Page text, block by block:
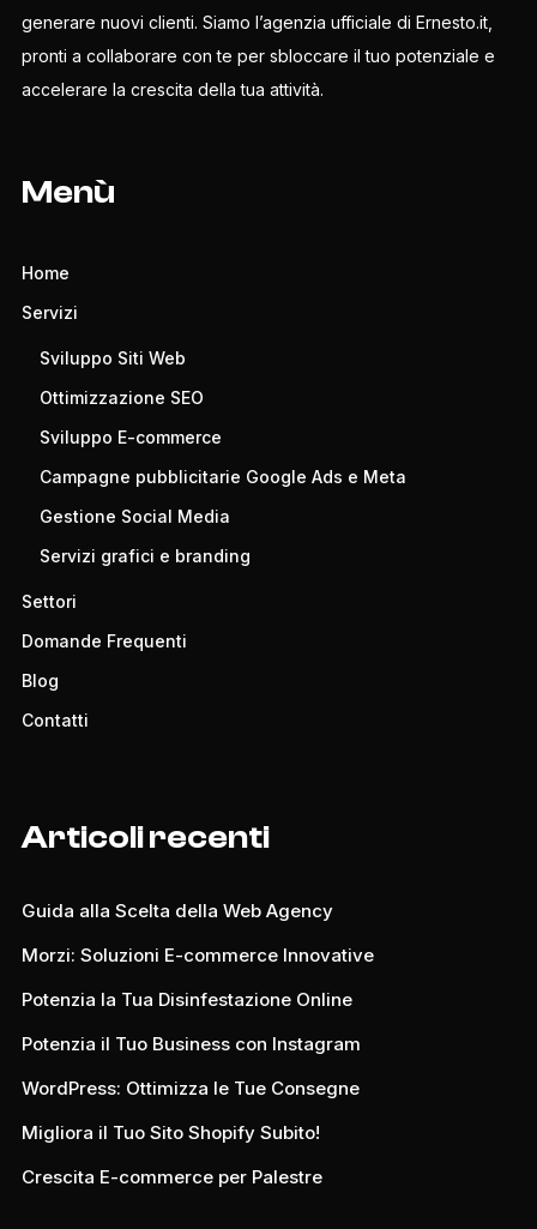
generare nuovi clienti. Siamo l’agenzia ufficiale di Ernesto.it,
pronti a collaborare con te per sbloccare il tuo potenziale e
accelerare la crescita della tua attività.
Menù
Home
Servizi
Sviluppo Siti Web
Ottimizzazione SEO
Sviluppo E-commerce
Campagne pubblicitarie Google Ads e Meta
Gestione Social Media
Servizi grafici e branding
Settori
Domande Frequenti
Blog
Contatti
Articoli recenti
Guida alla Scelta della Web Agency
Morzi: Soluzioni E-commerce Innovative
Potenzia la Tua Disinfestazione Online
Potenzia il Tuo Business con Instagram
WordPress: Ottimizza le Tue Consegne
Migliora il Tuo Sito Shopify Subito!
Crescita E-commerce per Palestre